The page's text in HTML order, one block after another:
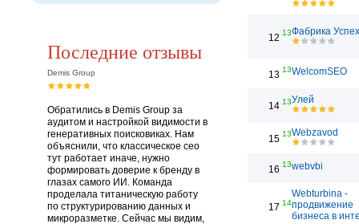
Последние отзывы
Demis Group
Обратились в Demis Group за
аудитом и настройкой видимости в
генеративных поисковиках. Нам
объяснили, что классическое сео
тут работает иначе, нужно
формировать доверие к бренду в
глазах самого ИИ. Команда
проделала титаническую работу
по структурированию данных и
микроразметке. Сейчас мы видим,
12 13Фабрика
13 13WelcomSEO
14 13Улей
15 13Webzavod
16 13webvbi
17 14
Webturbina -
продвижение
бизнеса в